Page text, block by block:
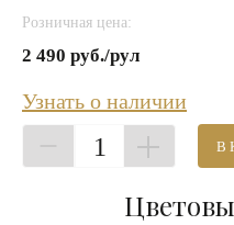
Розничная цена:
2 490 руб./рул
Узнать о наличии
1 В